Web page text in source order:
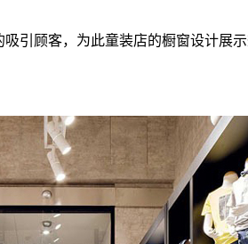
引顾客，为此童装店的橱窗设计展